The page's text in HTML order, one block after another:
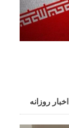
اخبار روزانه